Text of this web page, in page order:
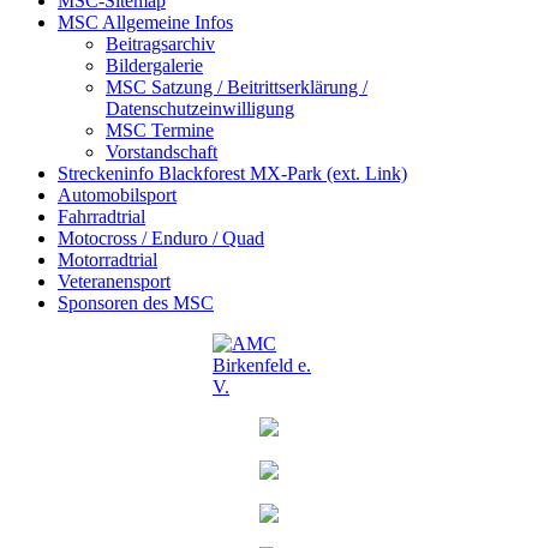
MSC Allgemeine Infos
Beitragsarchiv
Bildergalerie
MSC Satzung / Beitrittserklärung /
Datenschutzeinwilligung
MSC Termine
Vorstandschaft
Streckeninfo Blackforest MX-Park (ext. Link)
Automobilsport
Fahrradtrial
Motocross / Enduro / Quad
Motorradtrial
Veteranensport
Sponsoren des MSC